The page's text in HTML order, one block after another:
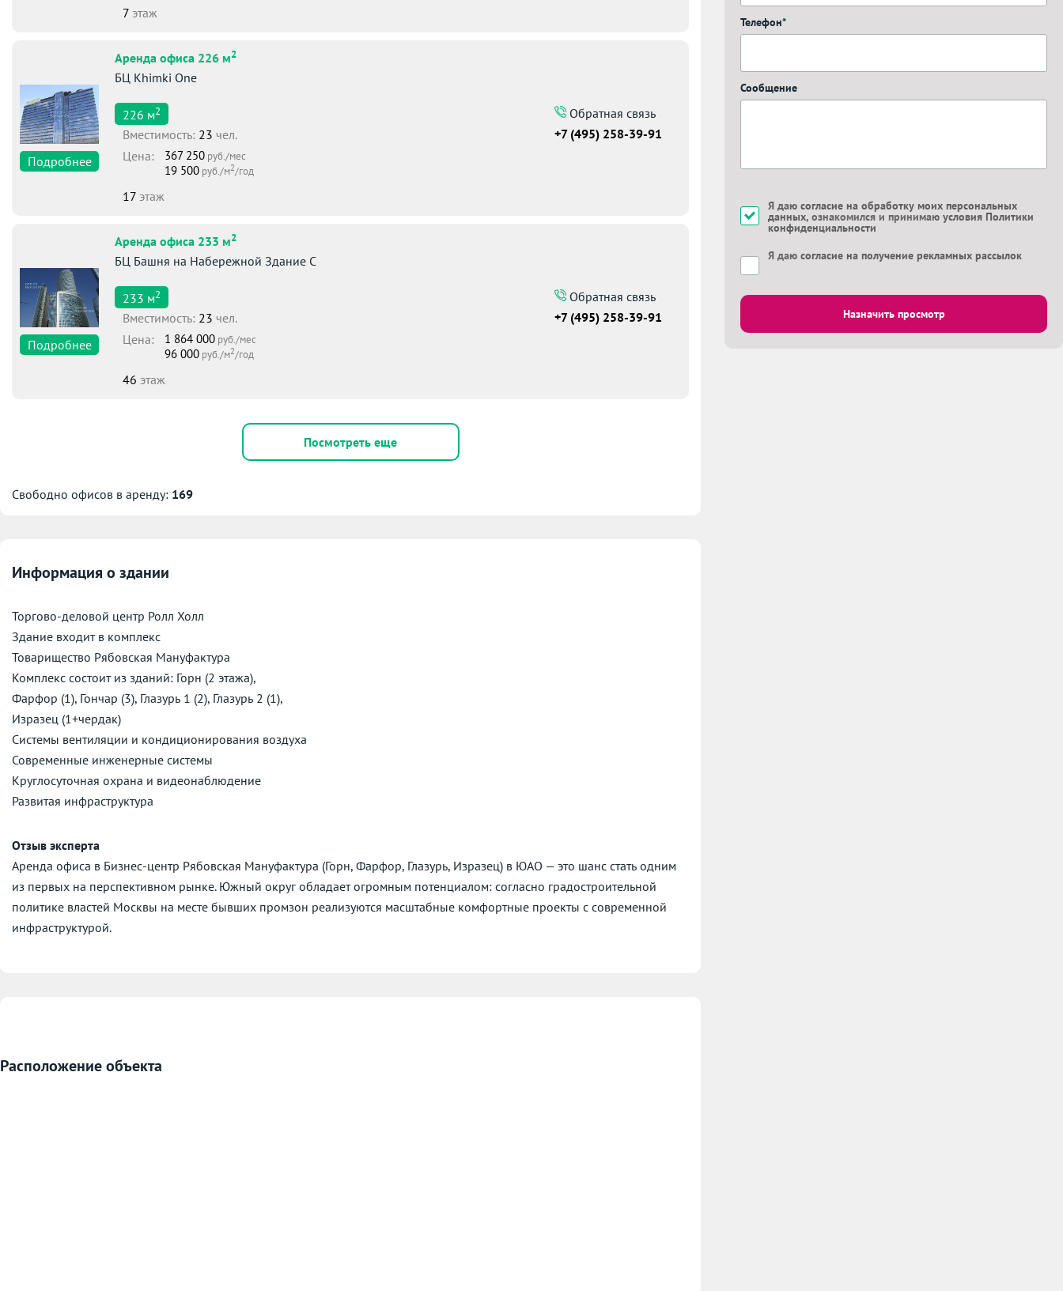
7 этаж
Подробнее
Аренда офиса 226 м2
БЦ Khimki One
226 м2
Вместимоcть: 23 чел.
Цена:
367 250 руб./мес
19 500 руб./м2/год
17 этаж
Обратная связь
+7 (495) 258-39-91
Подробнее
Аренда офиса 233 м2
БЦ Башня на Набережной Здание С
233 м2
Вместимоcть: 23 чел.
Цена:
1 864 000 руб./мес
96 000 руб./м2/год
46 этаж
Обратная связь
+7 (495) 258-39-91
Посмотреть еще
Свободно офисов в аренду: 169
Информация о здании
Торгово-деловой центр Ролл Холл
Здание входит в комплекс
Товарищество Рябовская Мануфактура
Комплекс состоит из зданий: Горн (2 этажа),
Фарфор (1), Гончар (3), Глазурь 1 (2), Глазурь 2 (1),
Изразец (1+чердак)
Системы вентиляции и кондиционирования воздуха
Современные инженерные системы
Круглосуточная охрана и видеонаблюдение
Развитая инфраструктура
Отзыв эксперта
Аренда офиса в Бизнес-центр Рябовская Мануфактура (Горн, Фарфор, Глазурь, Изразец) в ЮАО — это шанс стать одним
из первых на перспективном рынке. Южный округ обладает огромным потенциалом: согласно градостроительной
политике властей Москвы на месте бывших промзон реализуются масштабные комфортные проекты с современной
инфраструктурой.
Расположение объекта
Телефон*
Сообщение
Я даю согласие на обработку моих персональных
данных, ознакомился и принимаю условия Политики
конфиденциальности
Я даю согласие на получение рекламных рассылок
Назначить просмотр